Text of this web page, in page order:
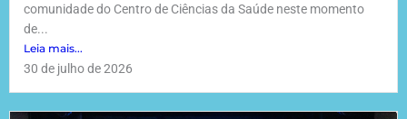
comunidade do Centro de Ciências da Saúde neste momento
de...
Leia mais...
30 de julho de 2026